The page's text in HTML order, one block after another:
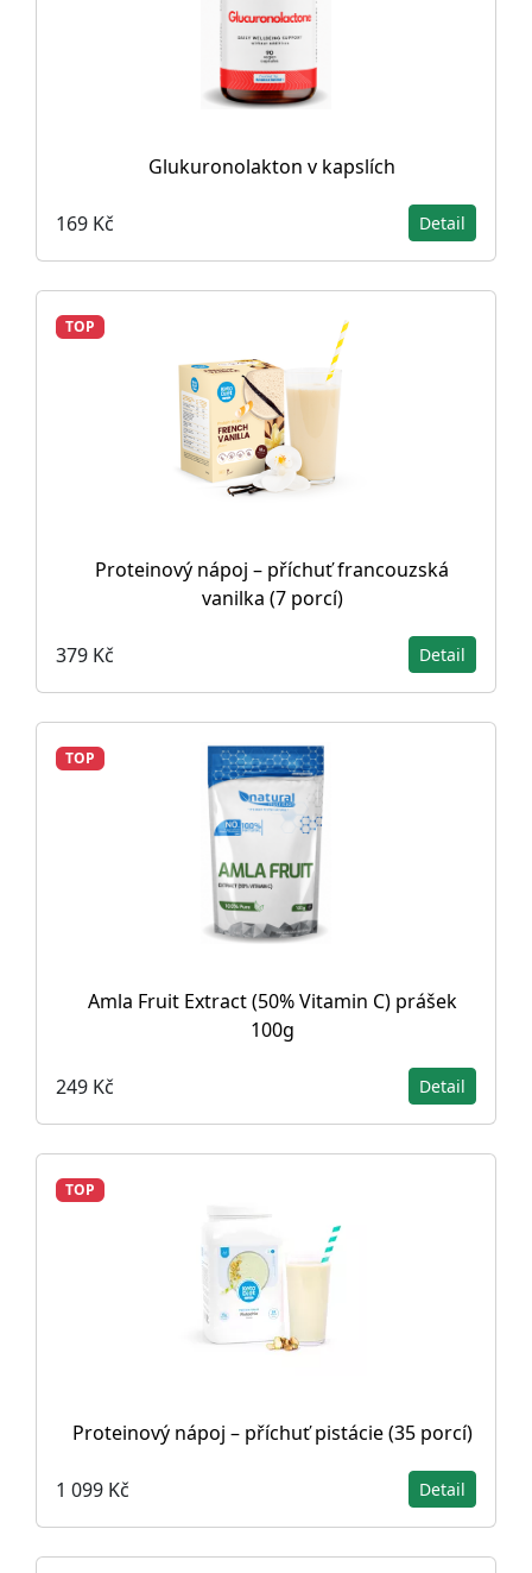
Glukuronolakton v kapslích
169 Kč Detail
TOP
Proteinový nápoj – příchuť francouzská
vanilka (7 porcí)
379 Kč Detail
TOP
Amla Fruit Extract (50% Vitamin C) prášek
100g
249 Kč Detail
TOP
Proteinový nápoj – příchuť pistácie (35 porcí)
1 099 Kč Detail